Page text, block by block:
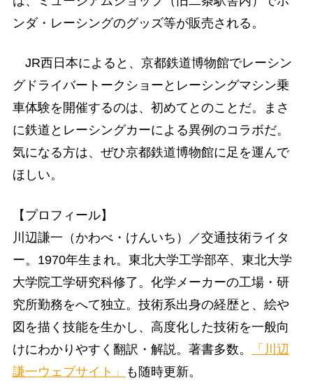
ンダ・レーシングのグッズ等が販売される。
JR西日本によると、京都鉄道博物館でレーシン
グドライバートークショーとレーシングマシン乗
車体験を開催するのは、初めてとのことだ。まさ
に鉄道とレーシングカーによる異例のコラボだ。
気になる方は、ぜひ京都鉄道博物館に足を運んで
ほしい。
【プロフィール】
川辺謙一（かわべ・けんいち）／交通技術ライタ
ー。1970年生まれ。東北大学工学部卒、東北大学
大学院工学研究科修了。化学メーカーの工場・研
究所勤務をへて独立。技術系出身の経歴と、絵や
図を描く技能を生かし、高度化した技術を一般向
けにわかりやすく翻訳・解説。著書多数。
「川辺
謙一ウェブサイト」
も随時更新。